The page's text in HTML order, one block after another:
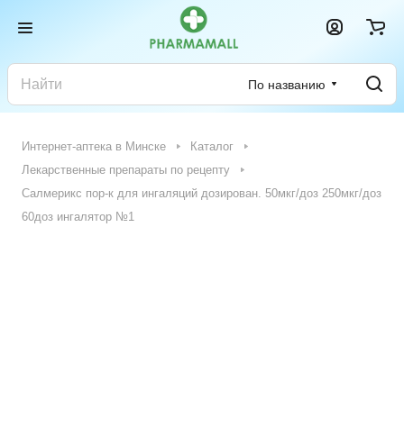
По названию
Интернет-аптека в Минске
Каталог
Лекарственные препараты по рецепту
Салмерикс пор-к для ингаляций дозирован. 50мкг/доз 250мкг/доз
60доз ингалятор №1